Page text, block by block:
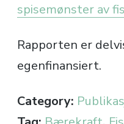
spisemønster av
Rapporten er
egenfinansiert.
Category: